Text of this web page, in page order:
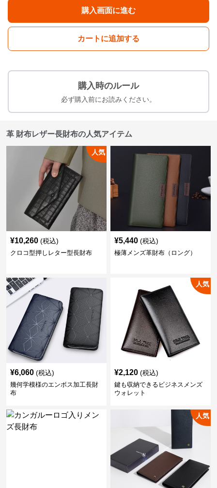
購入画面に進む
カートに追加する
購入時のルール
必ず購入前にお読みください。
革 財布レザー長財布の人気アイテム
人気
¥10,260 (税込)
クロコ型押しレター型長財布
¥5,440 (税込)
極薄メンズ革財布（ロング）
¥6,060 (税込)
幾何学模様のエンボス加工長財
布
人気
¥2,120 (税込)
鍵も収納できるビジネスメンズ
ウォレット
人気